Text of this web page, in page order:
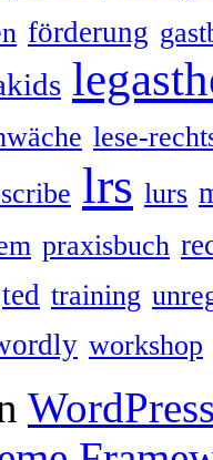
förderung
lese-
lrs lurs
praxisbuch
ted training
workshop